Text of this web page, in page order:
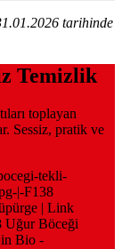
tarihinde
Temizlik
toplayan
Sessiz, pratik ve
tekli-
|-F138
| Link
Uğur Böceği
Bio -